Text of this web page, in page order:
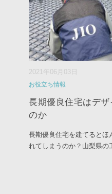
2021年06月03日
お役立ち情報
長期優良住宅はデ
のか
長期優良住宅を建てるとほ
れてしまうのか？山梨県の